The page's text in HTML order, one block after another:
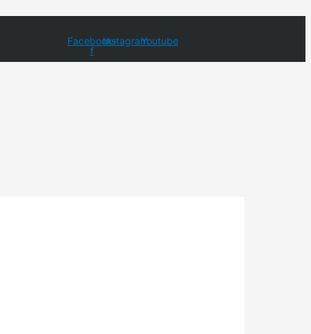
Facebook-
f
InstagramYoutube